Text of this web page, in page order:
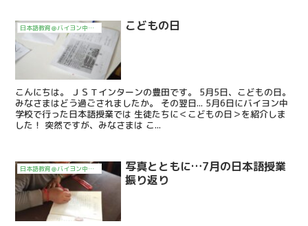
日本語教育＠バイヨン中学校2017～ こどもの日
こんにちは。 ＪＳＴインターンの豊田です。 5月5日、こどもの日。
みなさまはどう過ごされましたか。 その翌日... 5月6日にバイヨン中
学校で行った日本語授業では 生徒たちに＜こどもの日＞を紹介しま
した！ 突然ですが、みなさまは こ...
日本語教育＠バイヨン中学校2017～
写真とともに…7月の日本語授業
振り返り